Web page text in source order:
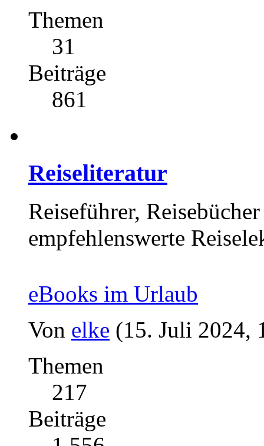
Themen
31
Beiträge
861
Reiseliteratur
Reiseführer,
empfehlenswerte
eBooks im Urlaub
Von elke (15. Juli 2024,
Themen
217
Beiträge